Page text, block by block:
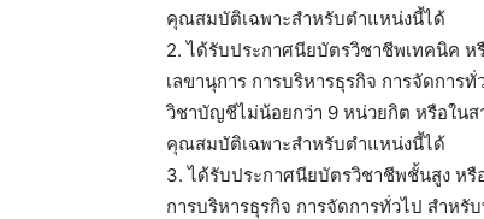
คุณสมบัติเฉพาะสำหรับตำแหน่งนี้ได้
2. ได้รับประกาศนียบัตรวิชาชีพเทคนิค
เลขานุการ การบริหารธุรกิจ การจัดการ
วิชาบัญชีไม่น้อยกว่า 9 หน่วยกิต หรือในส
คุณสมบัติเฉพาะสำหรับตำแหน่งนี้ได้
3. ได้รับประกาศนียบัตรวิชาชีพชั้นสูง ห
การบริหารธุรกิจ การจัดการทั่วไป สำห